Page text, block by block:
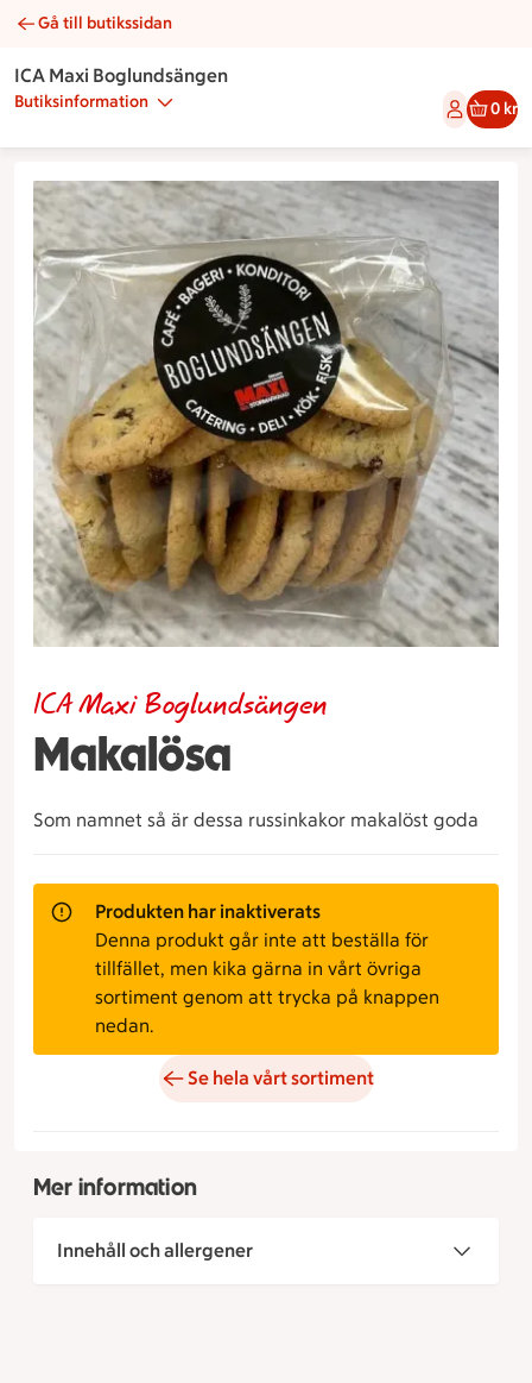
Makalösa | Catering ICA Maxi Boglundsängen
Gå till butikssidan
ICA Maxi Boglundsängen
Butiksinformation 0 kr
Makalösa
ICA Maxi Boglundsängen
Som namnet så är dessa russinkakor makalöst goda
Produkten har inaktiverats
Denna produkt går inte att beställa för
tillfället, men kika gärna in vårt övriga
sortiment genom att trycka på knappen
nedan.
Se hela vårt sortiment
Mer information
Innehåll och allergener